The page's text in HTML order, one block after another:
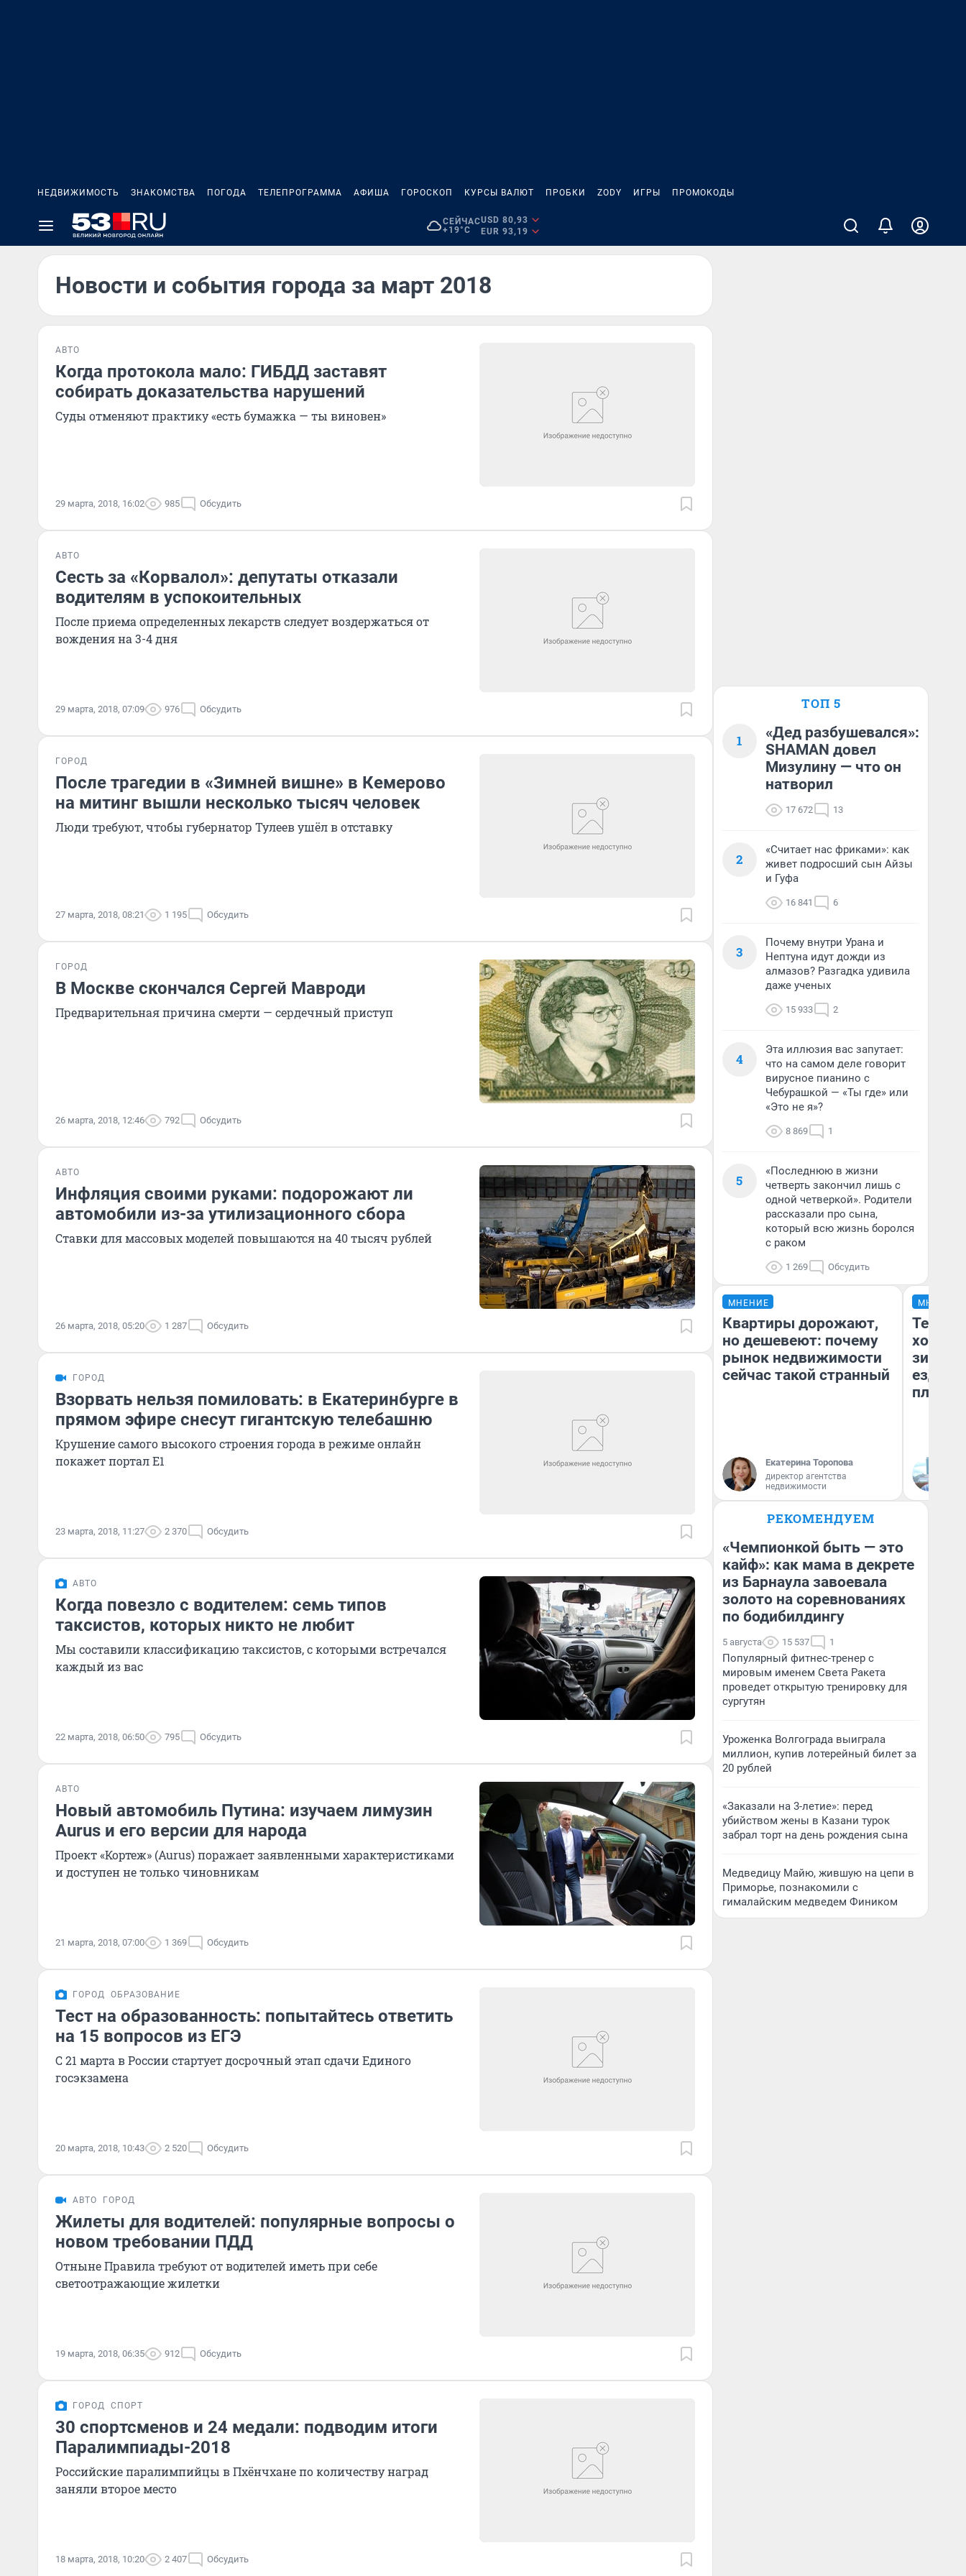
НЕДВИЖИМОСТЬ ЗНАКОМСТВА ПОГОДА ТЕЛЕПРОГРАММА АФИША ГОРОСКОП КУРСЫ ВАЛЮТ ПРОБКИ ZODY ИГРЫ ПРОМОКОДЫ
СЕЙЧАС
+19°C
USD 80,93
EUR 93,19
Новости и события города за март 2018
АВТО
Когда протокола мало: ГИБДД заставят
собирать доказательства нарушений
Суды отменяют практику «есть бумажка — ты виновен»
29 марта, 2018, 16:02 985 Обсудить
АВТО
Сесть за «Корвалол»: депутаты отказали
водителям в успокоительных
После приема определенных лекарств следует воздержаться от
вождения на 3-4 дня
29 марта, 2018, 07:09 976 Обсудить
ГОРОД
После трагедии в «Зимней вишне» в Кемерово
на митинг вышли несколько тысяч человек
Люди требуют, чтобы губернатор Тулеев ушёл в отставку
27 марта, 2018, 08:21 1 195 Обсудить
ГОРОД
В Москве скончался Сергей Мавроди
Предварительная причина смерти — сердечный приступ
26 марта, 2018, 12:46 792 Обсудить
АВТО
Инфляция своими руками: подорожают ли
автомобили из-за утилизационного сбора
Ставки для массовых моделей повышаются на 40 тысяч рублей
26 марта, 2018, 05:20 1 287 Обсудить
ГОРОД
Взорвать нельзя помиловать: в Екатеринбурге в
прямом эфире снесут гигантскую телебашню
Крушение самого высокого строения города в режиме онлайн
покажет портал Е1
23 марта, 2018, 11:27 2 370 Обсудить
АВТО
Когда повезло с водителем: семь типов
таксистов, которых никто не любит
Мы составили классификацию таксистов, с которыми встречался
каждый из вас
22 марта, 2018, 06:50 795 Обсудить
АВТО
Новый автомобиль Путина: изучаем лимузин
Aurus и его версии для народа
Проект «Кортеж» (Aurus) поражает заявленными характеристиками
и доступен не только чиновникам
21 марта, 2018, 07:00 1 369 Обсудить
ГОРОД ОБРАЗОВАНИЕ
Тест на образованность: попытайтесь ответить
на 15 вопросов из ЕГЭ
С 21 марта в России стартует досрочный этап сдачи Единого
госэкзамена
20 марта, 2018, 10:43 2 520 Обсудить
АВТО ГОРОД
Жилеты для водителей: популярные вопросы о
новом требовании ПДД
Отныне Правила требуют от водителей иметь при себе
светоотражающие жилетки
19 марта, 2018, 06:35 912 Обсудить
ГОРОД СПОРТ
30 спортсменов и 24 медали: подводим итоги
Паралимпиады-2018
Российские паралимпийцы в Пхёнчхане по количеству наград
заняли второе место
18 марта, 2018, 10:20 2 407 Обсудить
ТОП 5
1
«Дед разбушевался»:
SHAMAN довел
Мизулину — что он
натворил
17 672 13
2
«Считает нас фриками»: как
живет подросший сын Айзы
и Гуфа
16 841 6
3
Почему внутри Урана и
Нептуна идут дожди из
алмазов? Разгадка удивила
даже ученых
15 933 2
4
Эта иллюзия вас запутает:
что на самом деле говорит
вирусное пианино с
Чебурашкой — «Ты где» или
«Это не я»?
8 869 1
5
«Последнюю в жизни
четверть закончил лишь с
одной четверкой». Родители
рассказали про сына,
который всю жизнь боролся
с раком
1 269 Обсудить
МНЕНИЕ
Квартиры дорожают,
но дешевеют: почему
рынок недвижимости
сейчас такой странный
Екатерина Торопова
директор агентства
недвижимости
МНЕНИЕ
Тепло
зимой.
ездит
плюсы
РЕКОМЕНДУЕМ
«Чемпионкой быть — это
кайф»: как мама в декрете
из Барнаула завоевала
золото на соревнованиях
по бодибилдингу
5 августа 15 537 1
Популярный фитнес-тренер с
мировым именем Света Ракета
проведет открытую тренировку для
сургутян
Уроженка Волгограда выиграла
миллион, купив лотерейный билет за
20 рублей
«Заказали на 3-летие»: перед
убийством жены в Казани турок
забрал торт на день рождения сына
Медведицу Майю, жившую на цепи в
Приморье, познакомили с
гималайским медведем Фиником